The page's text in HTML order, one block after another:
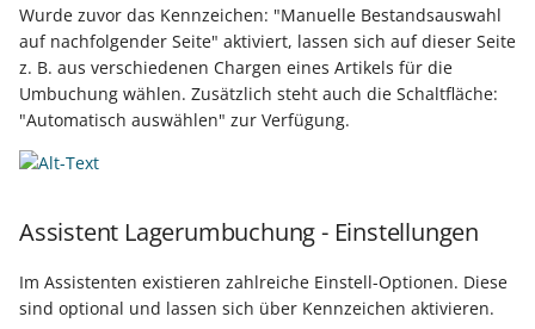
Wurde zuvor das Kennzeichen: "Manuelle Bestandsauswahl
auf nachfolgender Seite" aktiviert, lassen sich auf dieser Seite
z. B. aus verschiedenen Chargen eines Artikels für die
Umbuchung wählen. Zusätzlich steht auch die Schaltfläche:
"Automatisch auswählen" zur Verfügung.
Assistent Lagerumbuchung - Einstellungen
Im Assistenten existieren zahlreiche Einstell-Optionen. Diese
sind optional und lassen sich über Kennzeichen aktivieren.
Erfassungsvorlagen
Gestaltung von
Eingabemasken
Unterstützung für iCal-
vCalendar-Dateien
Individuelle Schaubilder
Gekündigte Serviceverträge
Auswertungsliste
Regeln für Serviceverträge
Regeln für den
Servicevertrags-Assistenten
Serviceverträge und
Firmenwagen-Rechner
(Vorgang)
Österreich:
Registrierkassenpflicht
und
Registrierkassensicherheitsverordnung
LCD-Kundendisplay für
Kassensysteme